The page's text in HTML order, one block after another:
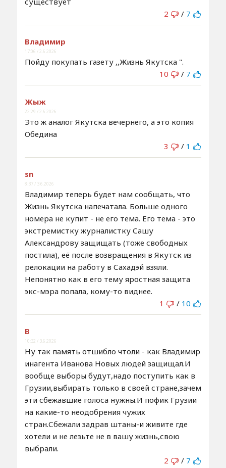
2
/ 7
Владимир
17:06 / 2.6.2026
Пойду покупать газету ,,Жизнь Якутска ".
10
/ 7
Жыж
22:29 / 2.6.2026
Это ж аналог Якутска вечернего, а это копия
Обедина
3
/ 1
sn
8:37 / 3.6.2026
Владимир теперь будет нам сообщать, что
Жизнь Якутска напечатала. Больше одного
номера не купит - не его тема. Его тема - это
экстремистку журналистку Сашу
Александрову защищать (тоже свободных
постила), её после возвращения в Якутск из
релокации на работу в Сахадэй взяли.
Непонятно как в его тему яростная защита
экс-мэра попала, кому-то виднее.
1
/ 10
В
10:32 / 3.6.2026
Ну так память отшибло чтоли - как Владимир
инагента Иванова Новых людей защищал.И
вообще выборы будут,надо поступить как в
Грузии,выбирать только в своей стране,зачем
эти сбежавшие голоса нужны.И пофик Грузии
на какие-то неодобрения чужих
стран.Сбежали задрав штаны-и живите где
хотели и не лезьте не в вашу жизнь,свою
выбрали.
2
/ 7